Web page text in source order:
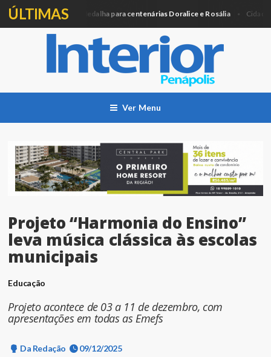
ÚLTIMAS
Câmara entregará Medalha para centenárias Doralice e Rosália Cidade
Ver Menu
Projeto “Harmonia do Ensino”
leva música clássica às escolas
municipais
Educação
Projeto acontece de 03 a 11 de dezembro, com
apresentações em todas as Emefs
Da Redação 09/12/2025